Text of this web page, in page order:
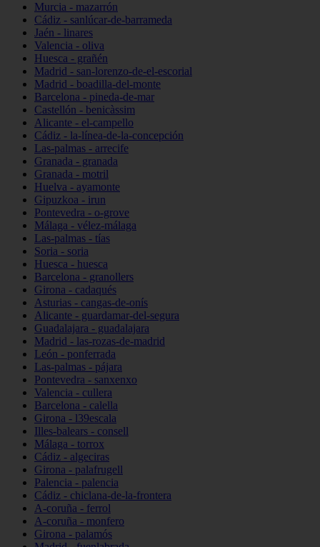
Murcia - mazarrón
Cádiz - sanlúcar-de-barrameda
Jaén - linares
Valencia - oliva
Huesca - grañén
Madrid - san-lorenzo-de-el-escorial
Madrid - boadilla-del-monte
Barcelona - pineda-de-mar
Castellón - benicàssim
Alicante - el-campello
Cádiz - la-línea-de-la-concepción
Las-palmas - arrecife
Granada - granada
Granada - motril
Huelva - ayamonte
Gipuzkoa - irun
Pontevedra - o-grove
Málaga - vélez-málaga
Las-palmas - tías
Soria - soria
Huesca - huesca
Barcelona - granollers
Girona - cadaqués
Asturias - cangas-de-onís
Alicante - guardamar-del-segura
Guadalajara - guadalajara
Madrid - las-rozas-de-madrid
León - ponferrada
Las-palmas - pájara
Pontevedra - sanxenxo
Valencia - cullera
Barcelona - calella
Girona - l39escala
Illes-balears - consell
Málaga - torrox
Cádiz - algeciras
Girona - palafrugell
Palencia - palencia
Cádiz - chiclana-de-la-frontera
A-coruña - ferrol
A-coruña - monfero
Girona - palamós